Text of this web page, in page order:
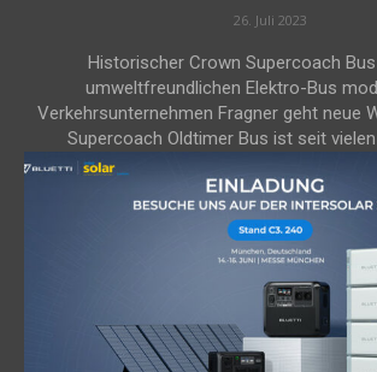
26. Juli 2023
Historischer Crown Supercoach
umweltfreundlichen Elektro-Bus
Verkehrsunternehmen Fragner geht neue
Supercoach Oldtimer Bus ist seit vielen